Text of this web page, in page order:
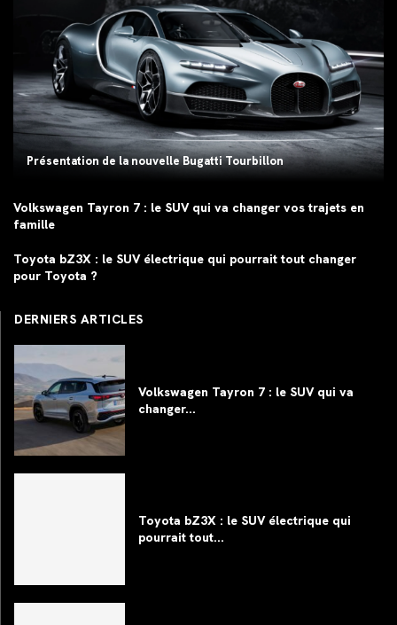
Présentation de la nouvelle Bugatti Tourbillon
Volkswagen Tayron 7 : le SUV qui va changer vos trajets en
famille
Toyota bZ3X : le SUV électrique qui pourrait tout changer
pour Toyota ?
DERNIERS ARTICLES
Volkswagen Tayron 7 : le SUV qui va
changer...
Toyota bZ3X : le SUV électrique qui
pourrait tout...